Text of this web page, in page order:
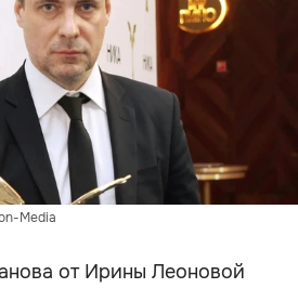
Media
от Ирины Леоновой